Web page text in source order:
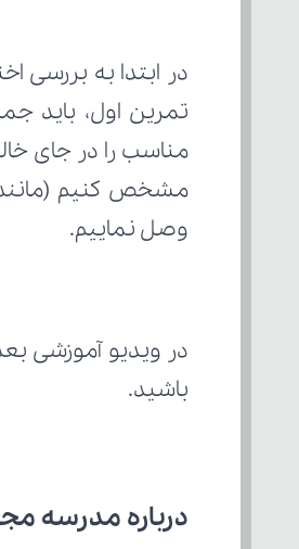
وصل نماییم.
در ویدیو آموزشی
باشید.
درباره مدرسه